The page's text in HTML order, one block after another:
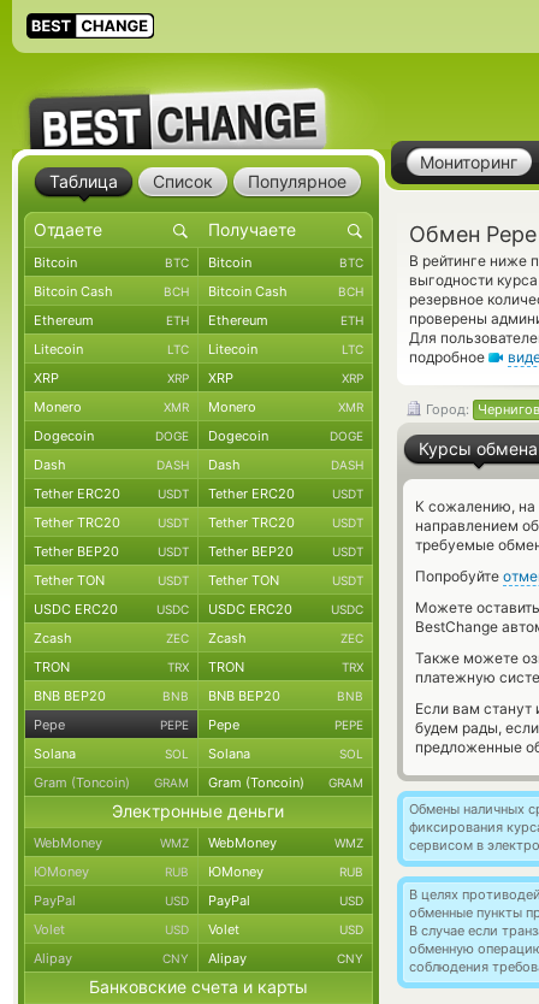
Мониторинг
Обмен Pepe
В рейтинге ниже
выгодности
резервное
проверены
Для
подробное
Город: Чернигов
Курсы обмена
К сожалению, на
направлением
требуемые
Попробуйте
Можете
BestChange
Также можете
платежную
Если вам
будем рады,
предложенные
Обмены наличных
фиксирования
сервисом в
В целях
обменные пункты
В случае если
обменную
соблюдения
Таблица Список Популярное
Bitcoin BTC Bitcoin BTC
Bitcoin Cash BCH Bitcoin Cash BCH
Ethereum ETH Ethereum ETH
Litecoin LTC Litecoin LTC
XRP XRP XRP XRP
Monero XMR Monero XMR
Dogecoin DOGE Dogecoin DOGE
Dash DASH Dash DASH
Tether ERC20 USDT Tether ERC20 USDT
Tether TRC20 USDT Tether TRC20 USDT
Tether BEP20 USDT Tether BEP20 USDT
Tether TON USDT Tether TON USDT
USDC ERC20 USDC USDC ERC20 USDC
Zcash ZEC Zcash ZEC
TRON TRX TRON TRX
BNB BEP20 BNB BNB BEP20 BNB
Pepe PEPE Pepe PEPE
Solana SOL Solana SOL
Gram (Toncoin) GRAM Gram (Toncoin) GRAM
Электронные деньги
WebMoney WMZ WebMoney WMZ
ЮMoney RUB ЮMoney RUB
PayPal USD PayPal USD
Volet USD Volet USD
Alipay CNY Alipay CNY
Банковские счета и карты